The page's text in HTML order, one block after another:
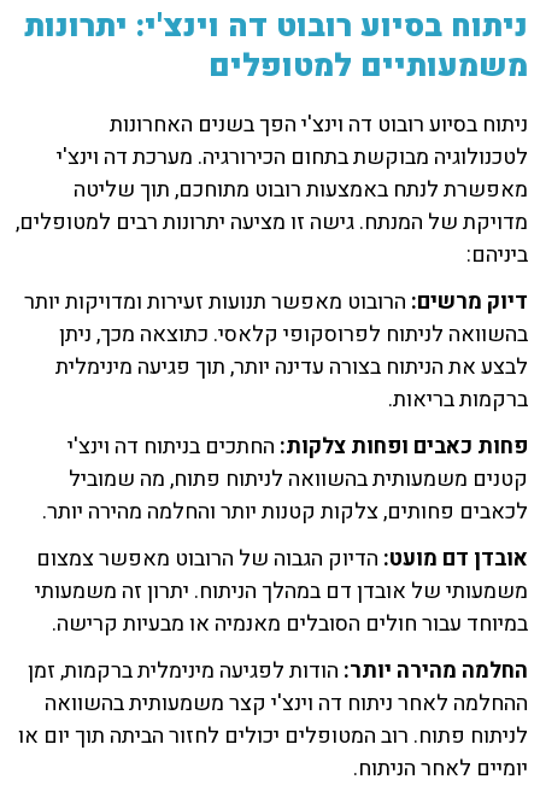
ניתוח בסיוע רובוט דה וינצ'י: יתרונות
משמעותיים למטופלים
ניתוח בסיוע רובוט דה וינצ'י הפך בשנים האחרונות
לטכנולוגיה מבוקשת בתחום הכירורגיה. מערכת דה וינצ'י
מאפשרת לנתח באמצעות רובוט מתוחכם, תוך שליטה
מדויקת של המנתח. גישה זו מציעה יתרונות רבים למטופלים,
ביניהם:
דיוק מרשים: הרובוט מאפשר תנועות זעירות ומדויקות יותר
בהשוואה לניתוח לפרוסקופי קלאסי. כתוצאה מכך, ניתן
לבצע את הניתוח בצורה עדינה יותר, תוך פגיעה מינימלית
ברקמות בריאות.
פחות כאבים ופחות צלקות: החתכים בניתוח דה וינצ'י
קטנים משמעותית בהשוואה לניתוח פתוח, מה שמוביל
לכאבים פחותים, צלקות קטנות יותר והחלמה מהירה יותר.
אובדן דם מועט: הדיוק הגבוה של הרובוט מאפשר צמצום
משמעותי של אובדן דם במהלך הניתוח. יתרון זה משמעותי
במיוחד עבור חולים הסובלים מאנמיה או מבעיות קרישה.
החלמה מהירה יותר: הודות לפגיעה מינימלית ברקמות, זמן
ההחלמה לאחר ניתוח דה וינצ'י קצר משמעותית בהשוואה
לניתוח פתוח. רוב המטופלים יכולים לחזור הביתה תוך יום או
יומיים לאחר הניתוח.